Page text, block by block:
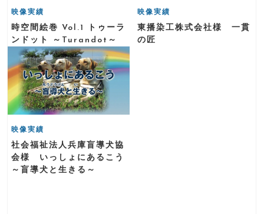
映像実績
時空間絵巻 Vol.1 トゥーラ
ンドット ～Turandot～
映像実績
東播染工株式会社様 一貫
の匠
映像実績
社会福祉法人兵庫盲導犬協
会様 いっしょにあるこう
～盲導犬と生きる～